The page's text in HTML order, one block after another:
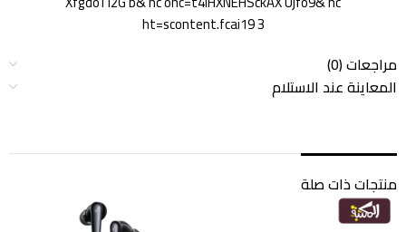
مراجعات (0)
المعاينة عند الاستلام
منتجات ذات صلة